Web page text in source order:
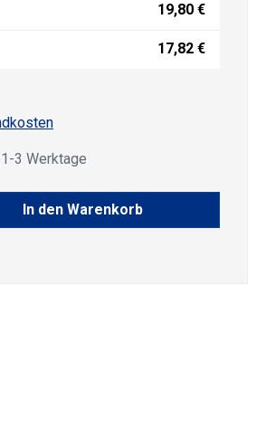
19,80 €
17,82 €
3 Werktage
den gewünschten Wert
In den Warenkorb